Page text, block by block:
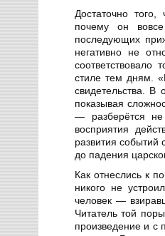
Достаточно
почему он
последующих
негативно не
соответствовало
стиле тем дням.
свидетельства.
показывая
— разберётся
восприятия
развития событий
до падения
Как отнеслись к
никого не
человек —
Читатель той
произведение и с